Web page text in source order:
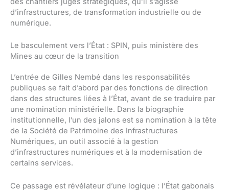
d’infrastructures, de transformation industrielle ou de
numérique.
Le basculement vers l’État : SPIN, puis ministère des
Mines au cœur de la transition
L’entrée de Gilles Nembé dans les responsabilités
publiques se fait d’abord par des fonctions de direction
dans des structures liées à l’État, avant de se traduire par
une nomination ministérielle. Dans la biographie
institutionnelle, l’un des jalons est sa nomination à la tête
de la Société de Patrimoine des Infrastructures
Numériques, un outil associé à la gestion
d’infrastructures numériques et à la modernisation de
certains services.
Ce passage est révélateur d’une logique : l’État gabonais